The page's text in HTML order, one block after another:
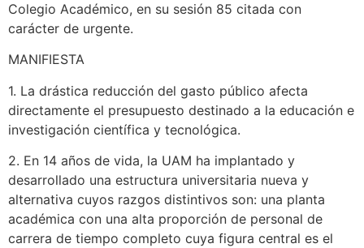
Colegio Académico, en su sesión 85 citada con
carácter de urgente.
MANIFIESTA
1. La drástica reducción del gasto público afecta
directamente el presupuesto destinado a la educación e
investigación científica y tecnológica.
2. En 14 años de vida, la UAM ha implantado y
desarrollado una estructura universitaria nueva y
alternativa cuyos razgos distintivos son: una planta
académica con una alta proporción de personal de
carrera de tiempo completo cuya figura central es el